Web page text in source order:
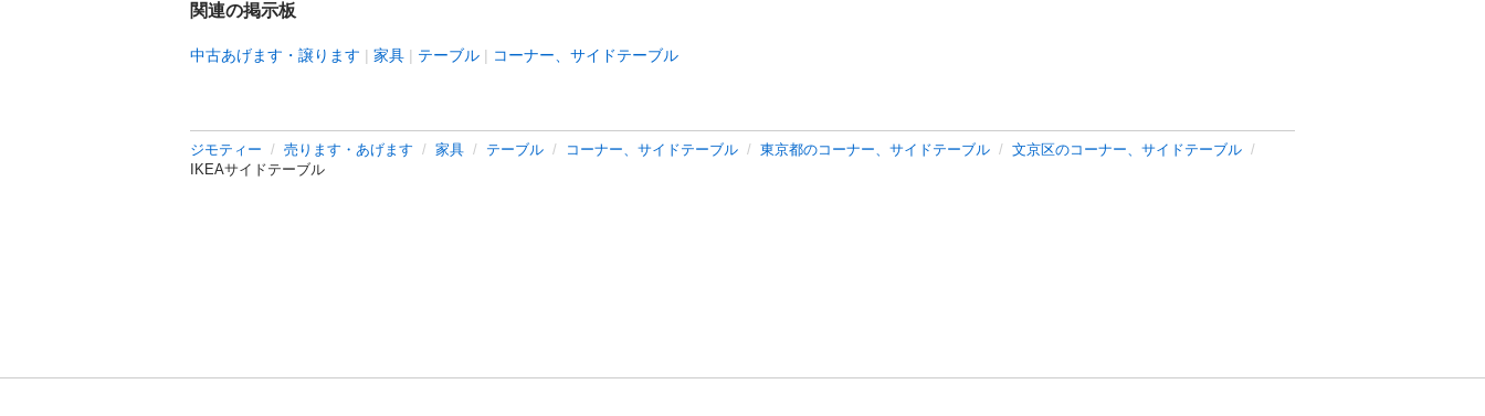
関連の掲示板
中古あげます・譲ります 家具 テーブル コーナー、サイドテーブル
ジモティー 売ります・あげます 家具 テーブル コーナー、サイドテーブル 東京都のコーナー、サイドテーブル
文京区のコーナー、サイドテーブル
IKEAサイドテーブル